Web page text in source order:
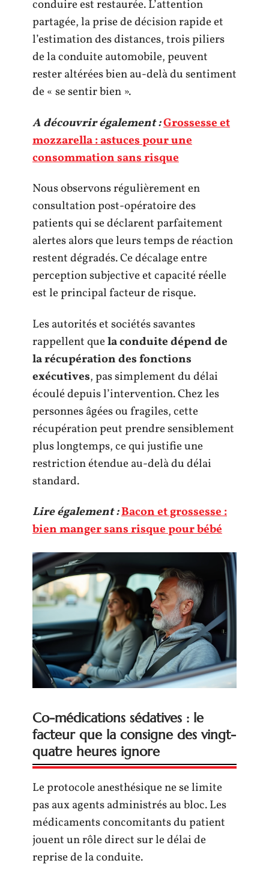
conduire est restaurée. L’attention
partagée, la prise de décision rapide et
l’estimation des distances, trois piliers
de la conduite automobile, peuvent
rester altérées bien au-delà du sentiment
de « se sentir bien ».
A découvrir également :Grossesse et
mozzarella : astuces pour une
consommation sans risque
Nous observons régulièrement en
consultation post-opératoire des
patients qui se déclarent parfaitement
alertes alors que leurs temps de réaction
restent dégradés. Ce décalage entre
perception subjective et capacité réelle
est le principal facteur de risque.
Les autorités et sociétés savantes
rappellent quela conduite dépend de
la récupération des fonctions
exécutives, pas simplement du délai
écoulé depuis l’intervention. Chez les
personnes âgées ou fragiles, cette
récupération peut prendre sensiblement
plus longtemps, ce qui justifie une
restriction étendue au-delà du délai
standard.
Lire également :Bacon et grossesse :
bien manger sans risque pour bébé
Co-médications sédatives : le
facteur que la consigne des vingt-
quatre heures ignore
Le protocole anesthésique ne se limite
pas aux agents administrés au bloc. Les
médicaments concomitants du patient
jouent un rôle direct sur le délai de
reprise de la conduite.